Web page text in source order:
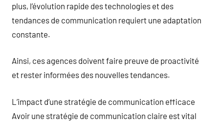
plus, l’évolution rapide des technologies et des
tendances de communication requiert une adaptation
constante.
Ainsi, ces agences doivent faire preuve de proactivité
et rester informées des nouvelles tendances.
L’impact d’une stratégie de communication efficace
Avoir une stratégie de communication claire est vital